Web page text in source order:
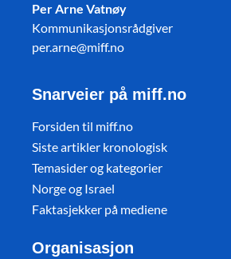
Per Arne Vatnøy
Kommunikasjonsrådgiver
per.arne@miff.no
Snarveier på miff.no
Forsiden til miff.no
Siste artikler kronologisk
Temasider og kategorier
Norge og Israel
Faktasjekker på mediene
Organisasjon